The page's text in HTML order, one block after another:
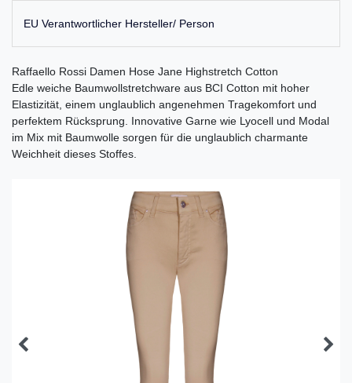
EU Verantwortlicher Hersteller/ Person
Raffaello Rossi Damen Hose Jane Highstretch Cotton
Edle weiche Baumwollstretchware aus BCI Cotton mit hoher
Elastizität, einem unglaublich angenehmen Tragekomfort und
perfektem Rücksprung. Innovative Garne wie Lyocell und Modal
im Mix mit Baumwolle sorgen für die unglaublich charmante
Weichheit dieses Stoffes.